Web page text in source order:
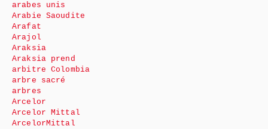
arabes unis
Arabie Saoudite
Arafat
Arajol
Araksia
Araksia prend
arbitre Colombia
arbre sacré
arbres
Arcelor
Arcelor Mittal
ArcelorMittal